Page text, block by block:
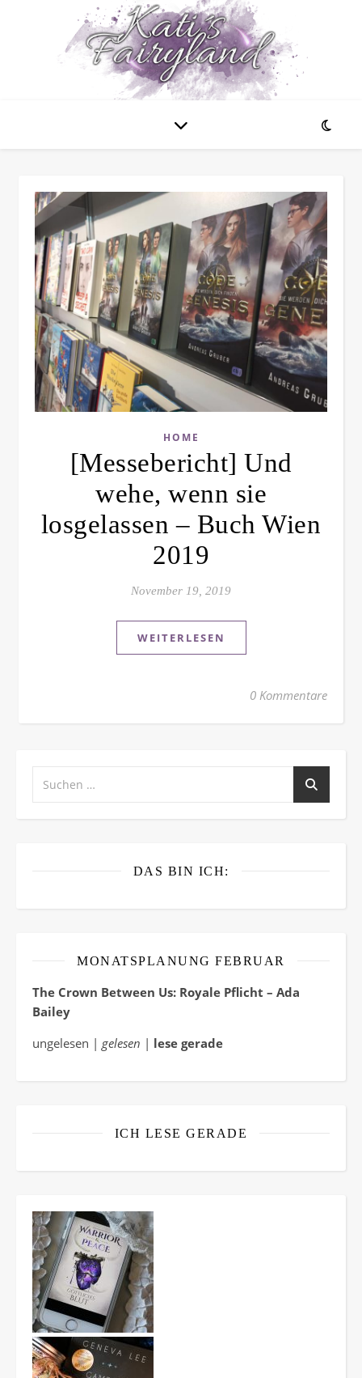
HOME
[Messebericht] Und
wehe, wenn sie
losgelassen – Buch Wien
2019
November 19, 2019
WEITERLESEN
0 Kommentare
DAS BIN ICH:
MONATSPLANUNG FEBRUAR
The Crown Between Us: Royale Pflicht – Ada
Bailey
ungelesen | gelesen | lese gerade
ICH LESE GERADE